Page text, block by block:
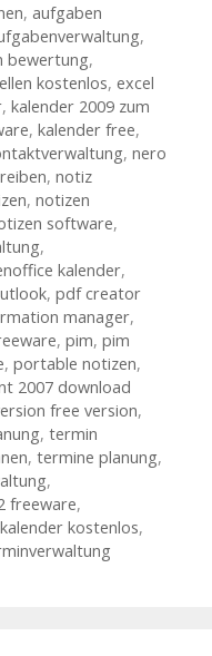
, aufgaben
,
bewertung,
kostenlos, excel
, kalender 2009 zum
, kalender free,
, nero
, notiz
, notizen
software,
,
kalender,
, pdf creator
manager,
, pim, pim
, portable notizen,
2007 download
free version,
, termin
, termine planung,
,
freeware,
kostenlos,